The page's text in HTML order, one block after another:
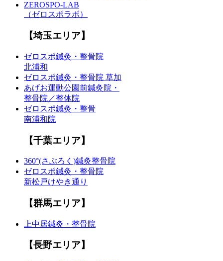
ZEROSPO-LAB
（ゼロスポラボ）
【埼玉エリア】
ゼロスポ鍼灸・整骨院
北浦和
ゼロスポ鍼灸・整骨院 草加
あげお運動公園前鍼灸院・
整骨院／整体院
ゼロスポ鍼灸・整骨
南浦和院
【千葉エリア】
360°(さぶろく)鍼灸整骨院
ゼロスポ鍼灸・整骨院
新松戸けやき通り
【群馬エリア】
上中居鍼灸・整骨院
【長野エリア】